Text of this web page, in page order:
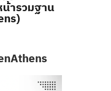
น้ารวมฐาน